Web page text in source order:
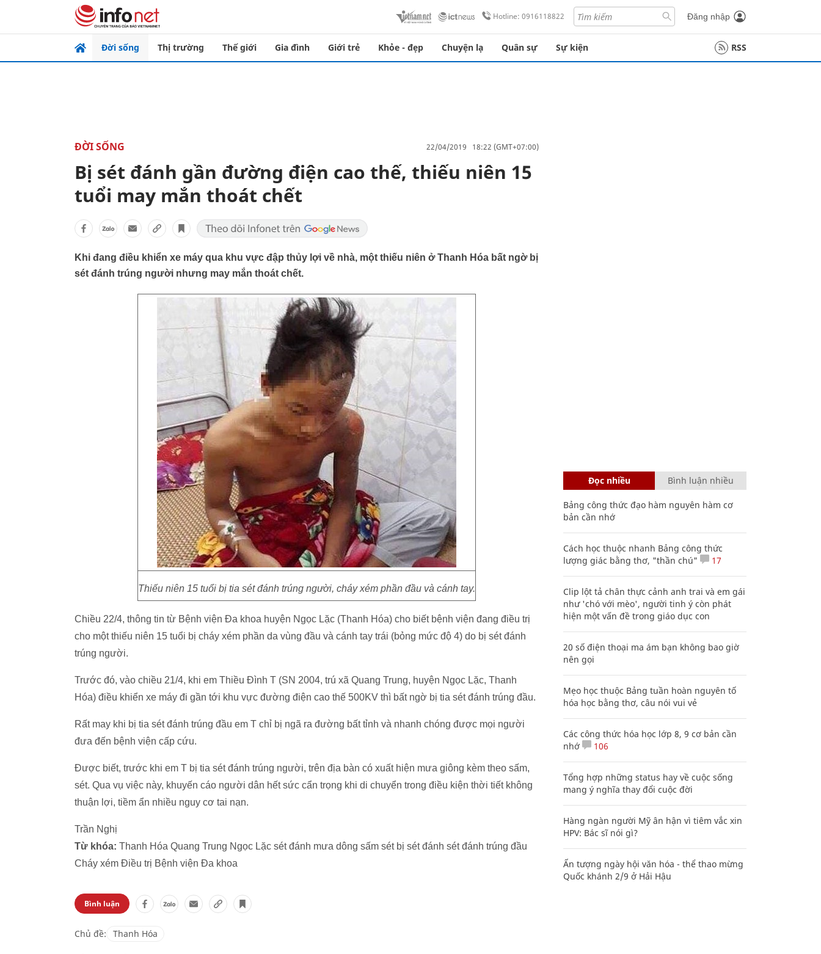
Hotline: 0916118822 Đăng nhập
Đời sống Thị trường Thế giới Gia đình Giới trẻ Khỏe - đẹp Chuyện lạ Quân sự Sự kiện RSS
ĐỜI SỐNG 22/04/2019 18:22 (GMT+07:00)
Bị sét đánh gần đường điện cao thế, thiếu niên 15
tuổi may mắn thoát chết
Khi đang điều khiển xe máy qua khu vực đập thủy lợi về nhà, một thiếu niên ở Thanh Hóa bất ngờ bị
sét đánh trúng người nhưng may mắn thoát chết.
Thiếu niên 15 tuổi bị tia sét đánh trúng người, cháy xém phần đầu và cánh tay.
Chiều 22/4, thông tin từ Bệnh viện Đa khoa huyện Ngọc Lặc (Thanh Hóa) cho biết bệnh viện đang điều trị
cho một thiếu niên 15 tuổi bị cháy xém phần da vùng đầu và cánh tay trái (bỏng mức độ 4) do bị sét đánh
trúng người.
Trước đó, vào chiều 21/4, khi em Thiều Đình T (SN 2004, trú xã Quang Trung, huyện Ngọc Lặc, Thanh
Hóa) điều khiển xe máy đi gần tới khu vực đường điện cao thế 500KV thì bất ngờ bị tia sét đánh trúng đầu.
Rất may khi bị tia sét đánh trúng đầu em T chỉ bị ngã ra đường bất tỉnh và nhanh chóng được mọi người
đưa đến bệnh viện cấp cứu.
Được biết, trước khi em T bị tia sét đánh trúng người, trên địa bàn có xuất hiện mưa giông kèm theo sấm,
sét. Qua vụ việc này, khuyến cáo người dân hết sức cẩn trọng khi di chuyển trong điều kiện thời tiết không
thuận lợi, tiềm ẩn nhiều nguy cơ tai nạn.
Trần Nghị
Từ khóa: Thanh Hóa Quang Trung Ngọc Lặc sét đánh mưa dông sấm sét bị sét đánh sét đánh trúng đầu
Cháy xém Điều trị Bệnh viện Đa khoa
Bình luận
Chủ đề: Thanh Hóa
Đọc nhiều Bình luận nhiều
Bảng công thức đạo hàm nguyên hàm cơ
bản cần nhớ
Cách học thuộc nhanh Bảng công thức
lượng giác bằng thơ, "thần chú"
17
Clip lột tả chân thực cảnh anh trai và em gái
như 'chó với mèo', người tinh ý còn phát
hiện một vấn đề trong giáo dục con
20 số điện thoại ma ám bạn không bao giờ
nên gọi
Mẹo học thuộc Bảng tuần hoàn nguyên tố
hóa học bằng thơ, câu nói vui vẻ
Các công thức hóa học lớp 8, 9 cơ bản cần
nhớ
106
Tổng hợp những status hay về cuộc sống
mang ý nghĩa thay đổi cuộc đời
Hàng ngàn người Mỹ ân hận vì tiêm vắc xin
HPV: Bác sĩ nói gì?
Ấn tượng ngày hội văn hóa - thể thao mừng
Quốc khánh 2/9 ở Hải Hậu